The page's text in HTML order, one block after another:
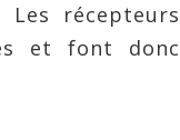
récepteurs
et font donc